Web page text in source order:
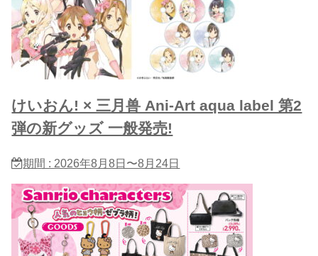
けいおん! × 三月兽 Ani-Art aqua label 第2
弾の新グッズ 一般発売!
期間 : 2026年8月8日〜8月24日